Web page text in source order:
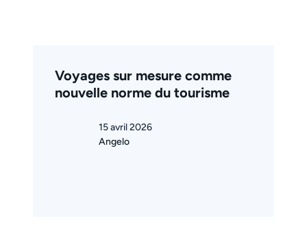
Voyages sur mesure comme
nouvelle norme du tourisme
15 avril 2026
Angelo